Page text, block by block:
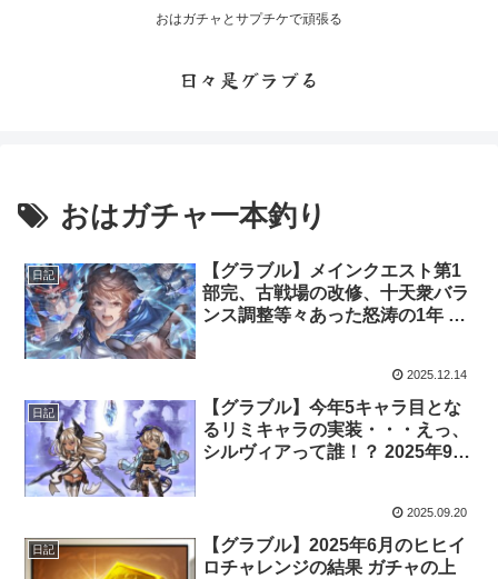
おはガチャとサプチケで頑張る
日々是グラブる
おはガチャ一本釣り
日記
【グラブル】メインクエスト第1
部完、古戦場の改修、十天衆バラ
ンス調整等々あった怒涛の1年 少
2025.12.14
日記
【グラブル】今年5キャラ目とな
るリミキャラの実装・・・えっ、
シルヴィアって誰！？ 2025年9月
2025.09.20
日記
【グラブル】2025年6月のヒヒイ
ロチャレンジの結果 ガチャの上